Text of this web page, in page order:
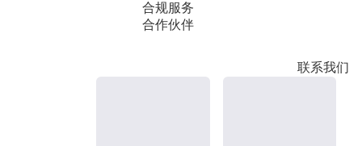
合规服务
合作伙伴
联系我们